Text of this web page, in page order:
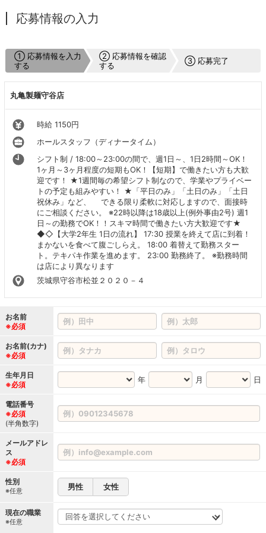
応募情報の入力
① 応募情報を入力
する
② 応募情報を確認
する
③ 応募完了
丸亀製麺守谷店
時給 1150円
ホールスタッフ（ディナータイム）
シフト制 / 18:00～23:00の間で、週1日～、1日2時間～OK！
1ヶ月～3ヶ月程度の短期もOK！【短期】で働きたい方も大歓
迎です！ ★1週間毎の希望シフト制なので、学業やプライベー
トの予定も組みやすい！ ★「平日のみ」「土日のみ」「土日
祝休み」など、 できる限り柔軟に対応しますので、面接時
にご相談ください。 ※22時以降は18歳以上(例外事由2号) 週1
日～の勤務でOK！！スキマ時間で働きたい方大歓迎です★
◆◇【大学2年生 1日の流れ】 17:30 授業を終えて店に到着！
まかないを食べて腹ごしらえ。 18:00 着替えて勤務スター
ト。テキパキ作業を進めます。 23:00 勤務終了。 ※勤務時間
は店により異なります
茨城県守谷市松並２０２０－４
お名前
※必須
お名前(カナ)
※必須
生年月日
※必須
年 月 日
電話番号
※必須
(半角数字)
メールアドレ
ス
※必須
性別
※任意 男性 女性
現在の職業
※任意